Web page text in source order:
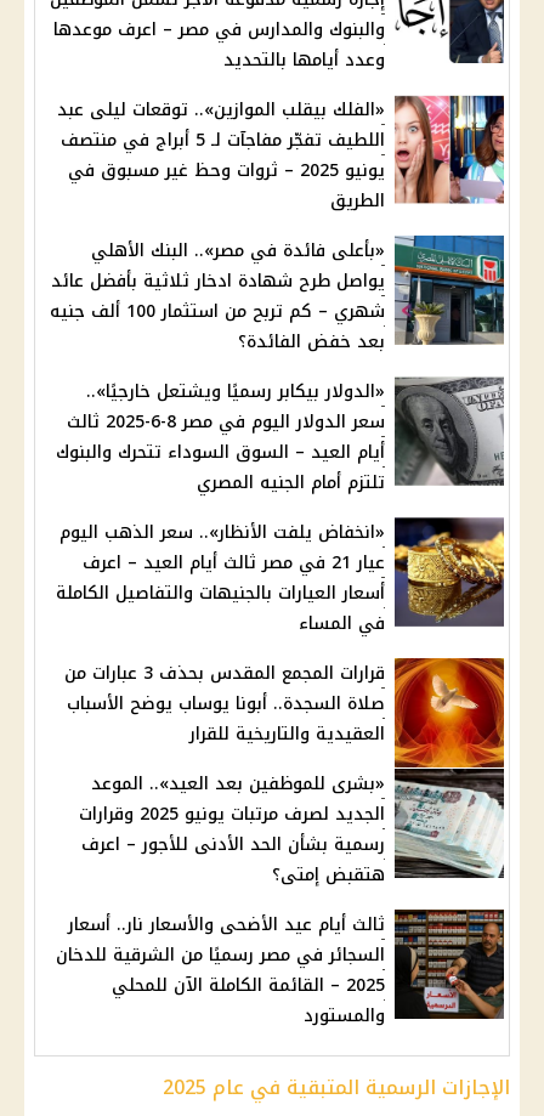
والبنوك والمدارس في مصر – اعرف موعدها
وعدد أيامها بالتحديد
«الفلك بيقلب الموازين».. توقعات ليلى عبد
اللطيف تفجّر مفاجآت لـ 5 أبراج في منتصف
يونيو 2025 – ثروات وحظ غير مسبوق في
الطريق
«بأعلى فائدة في مصر».. البنك الأهلي
يواصل طرح شهادة ادخار ثلاثية بأفضل عائد
شهري – كم تربح من استثمار 100 ألف جنيه
بعد خفض الفائدة؟
«الدولار بيكابر رسميًا ويشتعل خارجيًا»..
سعر الدولار اليوم في مصر 8-6-2025 ثالث
أيام العيد – السوق السوداء تتحرك والبنوك
تلتزم أمام الجنيه المصري
«انخفاض يلفت الأنظار».. سعر الذهب اليوم
عيار 21 في مصر ثالث أيام العيد – اعرف
أسعار العيارات بالجنيهات والتفاصيل الكاملة
في المساء
قرارات المجمع المقدس بحذف 3 عبارات من
صلاة السجدة.. أبونا يوساب يوضح الأسباب
العقيدية والتاريخية للقرار
«بشرى للموظفين بعد العيد».. الموعد
الجديد لصرف مرتبات يونيو 2025 وقرارات
رسمية بشأن الحد الأدنى للأجور – اعرف
هتقبض إمتى؟
ثالث أيام عيد الأضحى والأسعار نار.. أسعار
السجائر في مصر رسميًا من الشرقية للدخان
2025 – القائمة الكاملة الآن للمحلي
والمستورد
الإجازات الرسمية المتبقية في عام 2025